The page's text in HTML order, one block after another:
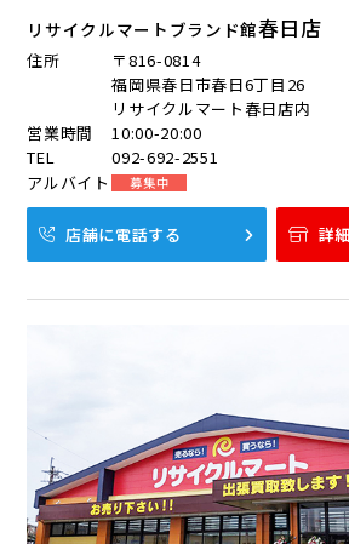
リサイクルマートブランド館春日店
住所
〒816-0814
福岡県春日市春日6丁目26
リサイクルマート春日店内
営業時間
10:00-20:00
TEL
092-692-2551
アルバイト
募集中
店舗に電話する 詳